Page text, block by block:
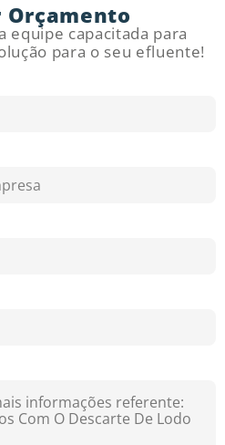
equipe capacitada para
para o seu efluente!